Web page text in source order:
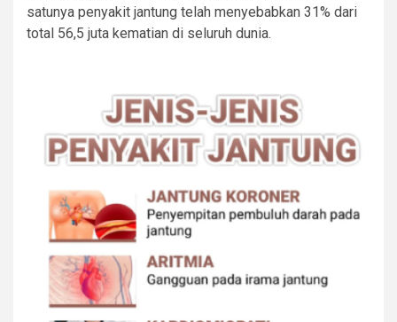
satunya penyakit jantung telah menyebabkan 31% dari
total 56,5 juta kematian di seluruh dunia.